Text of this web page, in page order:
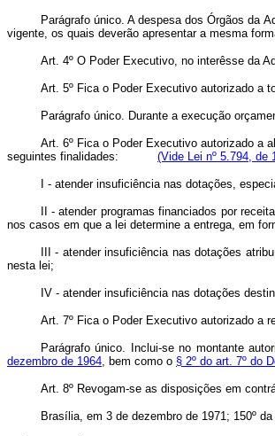
Parágrafo único. A despesa dos Órgãos da
vigente, os quais deverão apresentar a mesma
Art. 4º O Poder Executivo, no interêsse da
Art. 5º Fica o Poder Executivo autorizado a
Parágrafo único. Durante a execução
Art. 6º Fica o Poder Executivo autorizado a
seguintes finalidades: (Vide Lei nº 5.794, de
I - atender insuficiência nas dotações,
II - atender programas financiados por
nos casos em que a lei determine a entrega,
III - atender insuficiência nas dotações
nesta lei;
IV - atender insuficiência nas dotações
Art. 7º Fica o Poder Executivo autorizado a
Parágrafo único. Inclui-se no montante
dezembro de 1964, bem como o § 2º do art. 7º do
Art. 8º Revogam-se as disposições em
Brasília, em 3 de dezembro de 1971; 150º